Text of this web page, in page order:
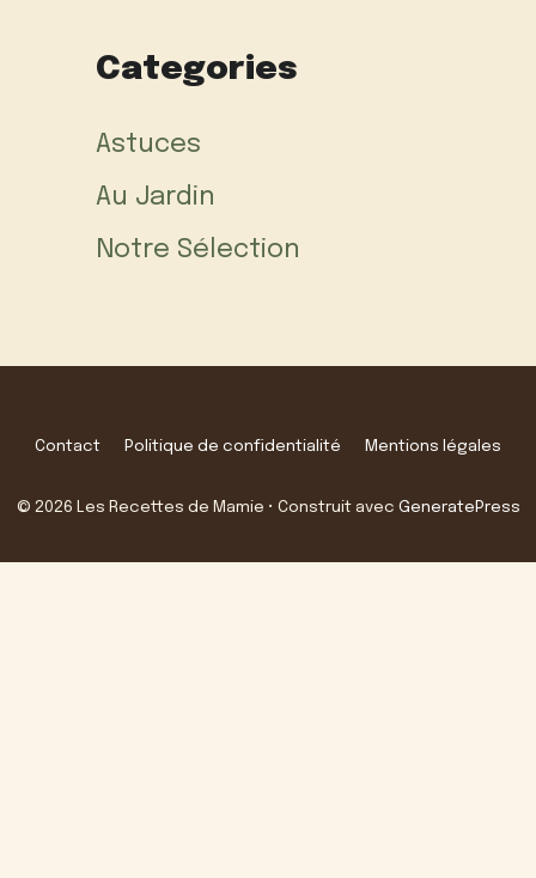
Categories
Astuces
Au Jardin
Notre Sélection
Contact Politique de confidentialité Mentions légales
© 2026 Les Recettes de Mamie • Construit avec GeneratePress